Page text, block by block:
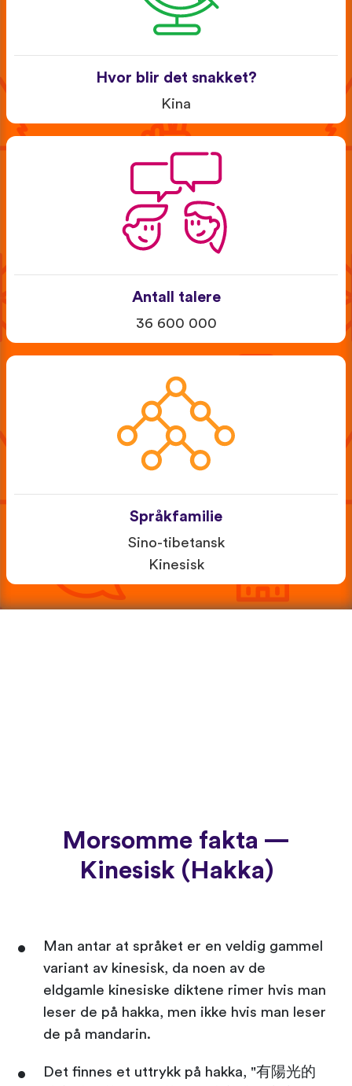
Hvor blir det snakket?
Kina
Antall talere
36 600 000
Språkfamilie
Sino-tibetansk
Kinesisk
Morsomme fakta —
Kinesisk (Hakka)
Man antar at språket er en veldig gammel
variant av kinesisk, da noen av de
eldgamle kinesiske diktene rimer hvis man
leser de på hakka, men ikke hvis man leser
de på mandarin.
Det finnes et uttrykk på hakka, "有陽光的